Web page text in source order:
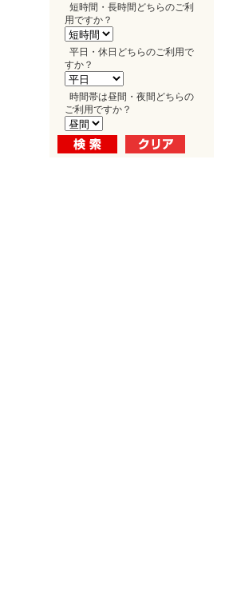
短時間・長時間どちらのご利
用ですか？
平日・休日どちらのご利用で
すか？
時間帯は昼間・夜間どちらの
ご利用ですか？